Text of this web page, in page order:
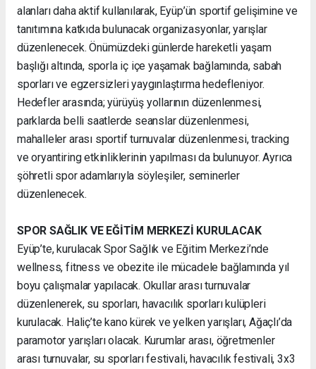
alanları daha aktif kullanılarak, Eyüp’ün sportif gelişimine ve
tanıtımına katkıda bulunacak organizasyonlar, yarışlar
düzenlenecek. Önümüzdeki günlerde hareketli yaşam
başlığı altında, sporla iç içe yaşamak bağlamında, sabah
sporları ve egzersizleri yaygınlaştırma hedefleniyor.
Hedefler arasında; yürüyüş yollarının düzenlenmesi,
parklarda belli saatlerde seanslar düzenlenmesi,
mahalleler arası sportif turnuvalar düzenlenmesi, tracking
ve oryantiring etkinliklerinin yapılması da bulunuyor. Ayrıca
şöhretli spor adamlarıyla söyleşiler, seminerler
düzenlenecek.
SPOR SAĞLIK VE EĞİTİM MERKEZİ KURULACAK
Eyüp’te, kurulacak Spor Sağlık ve Eğitim Merkezi’nde
wellness, fitness ve obezite ile mücadele bağlamında yıl
boyu çalışmalar yapılacak. Okullar arası turnuvalar
düzenlenerek, su sporları, havacılık sporları kulüpleri
kurulacak. Haliç’te kano kürek ve yelken yarışları, Ağaçlı’da
paramotor yarışları olacak. Kurumlar arası, öğretmenler
arası turnuvalar, su sporları festivali, havacılık festivali, 3x3